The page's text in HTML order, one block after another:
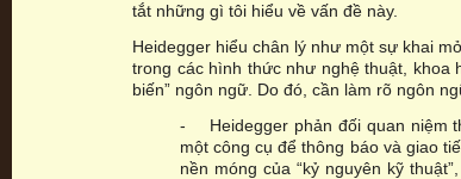
tắt những gì tôi hiểu về vấn đề này.
Heidegger hiểu chân lý như một sự khai
trong các hình thức như nghệ thuật, khoa
biến” ngôn ngữ. Do đó, cần làm rõ ngôn
- Heidegger phản đối quan niệm
một công cụ để thông báo và giao
nền móng của “kỷ nguyên kỹ